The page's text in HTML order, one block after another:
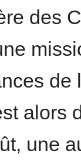
des
de
alors
une